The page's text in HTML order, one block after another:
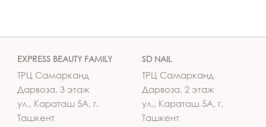
EXPRESS BEAUTY FAMILY
ТРЦ Самарканд
Дарвоза, 3 этаж
ул., Караташ 5А, г.
Ташкент
SD NAIL
ТРЦ Самарканд
Дарвоза, 2 этаж
ул., Караташ 5А, г.
Ташкент